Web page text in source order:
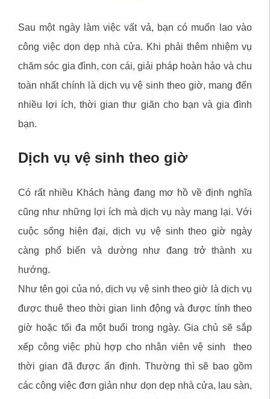
Sau một ngày làm việc vất vả, bạn có muốn lao vào
công việc dọn dẹp nhà cửa. Khi phải thêm nhiệm vụ
chăm sóc gia đình, con cái, giải pháp hoàn hảo và chu
toàn nhất chính là dịch vụ vệ sinh theo giờ, mang đến
nhiều lợi ích, thời gian thư giãn cho bạn và gia đình
bạn.
Dịch vụ vệ sinh theo giờ
Có rất nhiều Khách hàng đang mơ hồ về định nghĩa
cũng như những lợi ích mà dịch vụ này mang lại. Với
cuộc sống hiện đại, dịch vụ vệ sinh theo giờ ngày
càng phổ biến và dường như đang trở thành xu
hướng.
Như tên gọi của nó, dịch vụ vệ sinh theo giờ là dịch vụ
được thuê theo thời gian linh động và được tính theo
giờ hoặc tối đa một buổi trong ngày. Gia chủ sẽ sắp
xếp công việc phù hợp cho nhân viên vệ sinh theo
thời gian đã được ấn định. Thường thì sẽ bao gồm
các công việc đơn giản như dọn dẹp nhà cửa, lau sàn,